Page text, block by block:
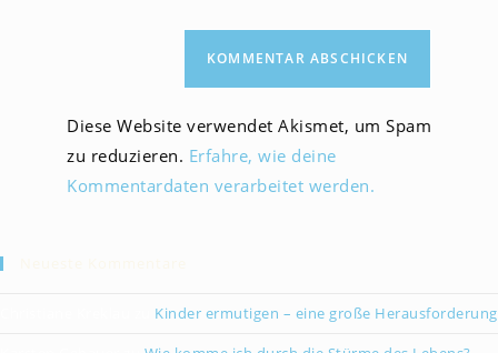
Diese Website verwendet Akismet, um Spam
zu reduzieren. Erfahre, wie deine
Kommentardaten verarbeitet werden.
Kinder ermutigen – eine große Herausforderung